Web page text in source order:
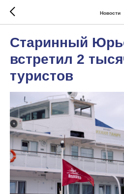
Новости
Старинный
встретил 2
туристов